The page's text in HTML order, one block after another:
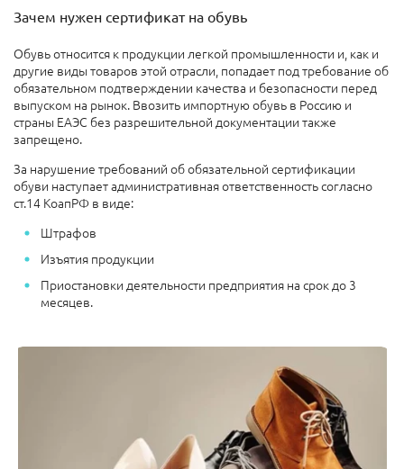
Зачем нужен сертификат на обувь
Обувь относится к продукции легкой промышленности и, как и
другие виды товаров этой отрасли, попадает под требование об
обязательном подтверждении качества и безопасности перед
выпуском на рынок. Ввозить импортную обувь в Россию и
страны ЕАЭС без разрешительной документации также
запрещено.
За нарушение требований об обязательной сертификации
обуви наступает административная ответственность согласно
ст.14 КоапРФ в виде:
Штрафов
Изъятия продукции
Приостановки деятельности предприятия на срок до 3
месяцев.